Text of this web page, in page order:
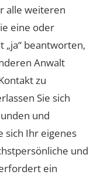
alle weiteren
eine oder
beantworten,
Anwalt
zu
Sie sich
und
sich Ihr eigenes
und
ein